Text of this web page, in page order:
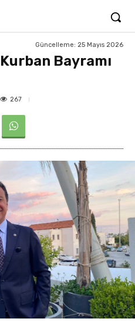
Güncelleme: 25 Mayıs 2026
Bayramı
267